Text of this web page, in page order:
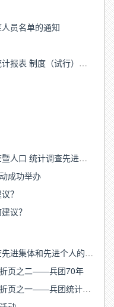
员名单的通知
兵团统计局关于对《兵团开发区统计报表 制度（试行）》批复的函
关于表彰兵团第七次全国人口普查暨人口 统计调查先进集体和先进个人的决定
成功举办
？
议？
关于表彰兵团第四次全国经济普查先进集体和先进个人的决定
折页之二——兵团70年
兵团第十届“中国统计开放日”宣传折页之一——兵团统计发展历程